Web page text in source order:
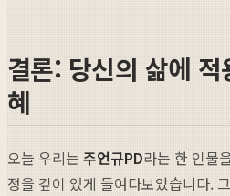
결론: 당신의 삶에
혜
오늘 우리는 주언규PD라는 한 인물
정을 깊이 있게 들여다보았습니다.